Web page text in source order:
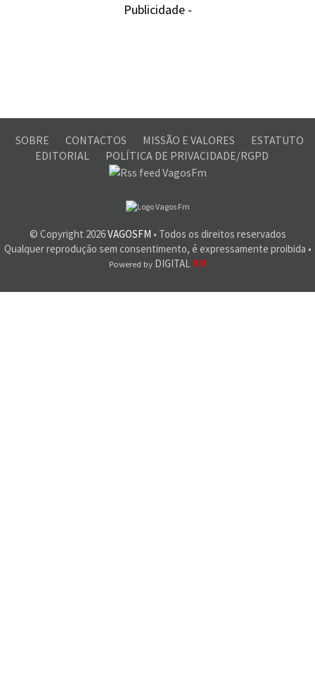
Publicidade -
SOBRE CONTACTOS MISSÃO E VALORES
ESTATUTO
EDITORIAL
POLÍTICA DE PRIVACIDADE/RGPD
© Copyright 2026VAGOSFM • Todos os direitos reservados
Qualquer reprodução sem consentimento, é expressamente proibida •
Powered byDIGITAL RM